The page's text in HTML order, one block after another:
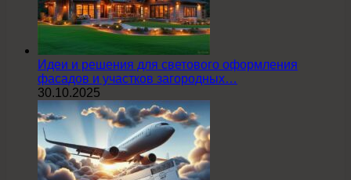
Идеи и решения для светового оформления
фасадов и участков загородных…
30.10.2025